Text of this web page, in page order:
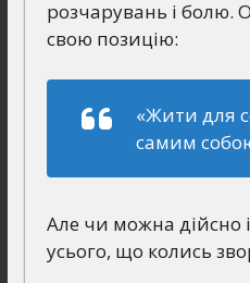
розчарувань і болю.
свою позицію:
«Жити для
самим
Але чи можна дійсно
усього, що колись